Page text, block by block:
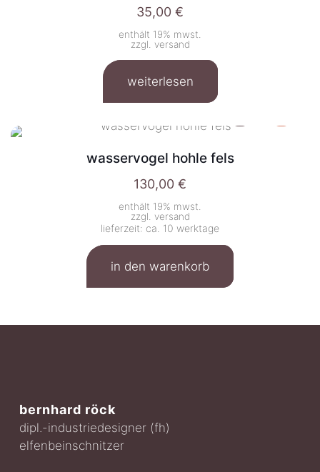
35,00 €
enthält 19% mwst.
zzgl. versand
weiterlesen
wasservogel hohle fels
130,00 €
enthält 19% mwst.
zzgl. versand
lieferzeit: ca. 10 werktage
in den warenkorb
bernhard röck
dipl.-industriedesigner (fh)
elfenbeinschnitzer